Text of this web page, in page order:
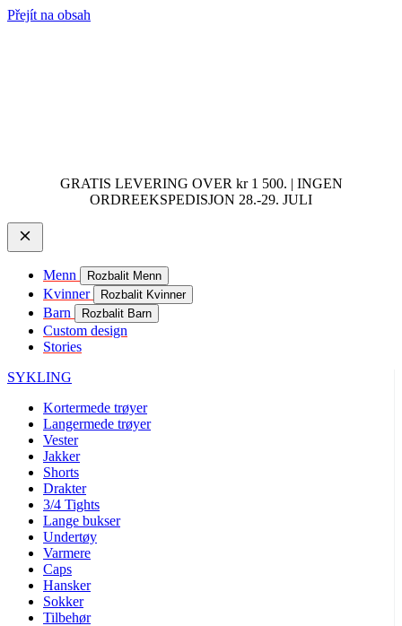
Přejít na obsah
GRATIS LEVERING OVER kr 1 500. | INGEN
ORDREEKSPEDISJON 28.-29. JULI
Menn Rozbalit Menn
Kvinner Rozbalit Kvinner
Barn Rozbalit Barn
Custom design
Stories
SYKLING
Kortermede trøyer
Langermede trøyer
Vester
Jakker
Shorts
Drakter
3/4 Tights
Lange bukser
Undertøy
Varmere
Caps
Hansker
Sokker
Tilbehør